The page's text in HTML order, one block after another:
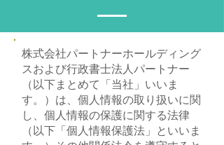
株式会社パートナーホールディング
スおよび行政書士法人パートナー
（以下まとめて「当社」いいま
す。）は、個人情報の取り扱いに関
し、個人情報の保護に関する法律
（以下「個人情報保護法」といいま